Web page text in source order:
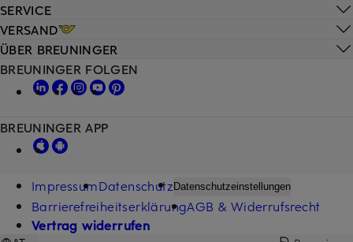
SERVICE
VERSAND
ÜBER BREUNINGER
BREUNINGER FOLGEN
BREUNINGER APP
ImpressumDatenschutzDatenschutzeinstellungen
BarrierefreiheitserklärungAGB & Widerrufsrecht
Vertrag widerrufen